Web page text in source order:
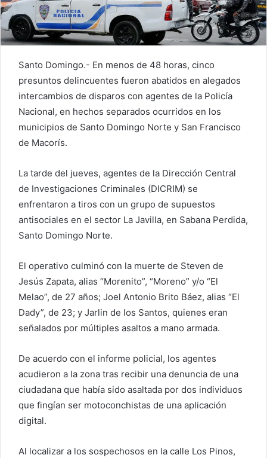
Santo Domingo.- En menos de 48 horas, cinco
presuntos delincuentes fueron abatidos en alegados
intercambios de disparos con agentes de la Policía
Nacional, en hechos separados ocurridos en los
municipios de Santo Domingo Norte y San Francisco
de Macorís.
La tarde del jueves, agentes de la Dirección Central
de Investigaciones Criminales (DICRIM) se
enfrentaron a tiros con un grupo de supuestos
antisociales en el sector La Javilla, en Sabana Perdida,
Santo Domingo Norte.
El operativo culminó con la muerte de Steven de
Jesús Zapata, alias “Morenito”, “Moreno” y/o “El
Melao”, de 27 años; Joel Antonio Brito Báez, alias “El
Dady”, de 23; y Jarlin de los Santos, quienes eran
señalados por múltiples asaltos a mano armada.
De acuerdo con el informe policial, los agentes
acudieron a la zona tras recibir una denuncia de una
ciudadana que había sido asaltada por dos individuos
que fingían ser motoconchistas de una aplicación
digital.
Al localizar a los sospechosos en la calle Los Pinos,